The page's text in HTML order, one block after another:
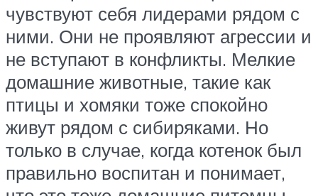
чувствуют себя лидерами рядом с
ними. Они не проявляют агрессии и
не вступают в конфликты. Мелкие
домашние животные, такие как
птицы и хомяки тоже спокойно
живут рядом с сибиряками. Но
только в случае, когда котенок был
правильно воспитан и понимает,